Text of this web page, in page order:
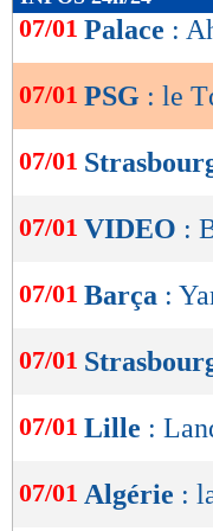
de
OK
07/01 Palace :
07/01 PSG : le
07/01
07/01 VIDEO :
07/01 Barça :
07/01
07/01 Lille :
07/01 Algérie :